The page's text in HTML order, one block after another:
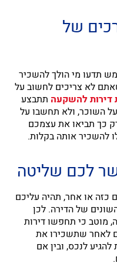
של
תדעו מי הולך להשכיר
לא צריכים לחשוב על
דירות להשקעה תתבצע
השוכר, ולא תחשבו על
כך תביאו את עצמכם
להשכיר אותה בקלות.
לכם שליטה
כזה או אחר, תהיה עליכם
של הדירה. לכן
כי תחפשו דירות
לאחר שתשכירו את
לנכס, ובין אם